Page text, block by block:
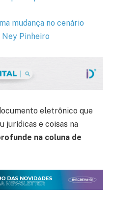
mudança no cenário
Pinheiro
eletrônico que
jurídicas e coisas na
na coluna de